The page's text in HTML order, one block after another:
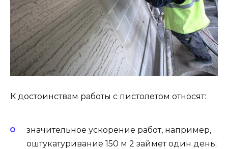
К достоинствам работы с пистолетом относят:
значительное ускорение работ, например,
оштукатуривание 150 м 2 займет один день;